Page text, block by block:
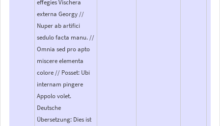
effegies Vischera
externa Georgy //
Nuper ab artifici
sedulo facta manu. //
Omnia sed pro apto
miscere elementa
colore // Posset: Ubi
internam pingere
Appolo volet.
Deutsche
Übersetzung: Dies ist